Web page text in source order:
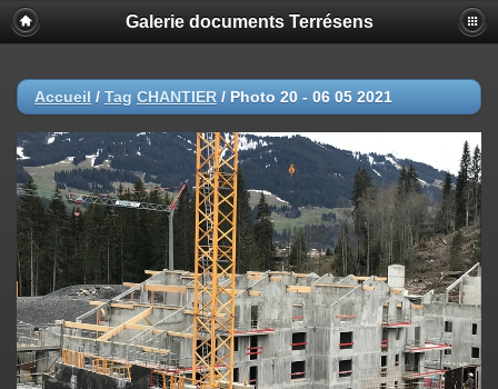
Galerie documents Terrésens
Accueil / Tag CHANTIER / Photo 20 - 06 05 2021